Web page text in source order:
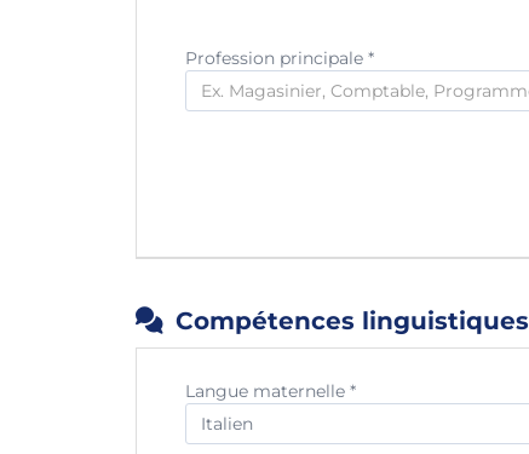
Profession principale *
Compétences linguistiques
Langue maternelle *